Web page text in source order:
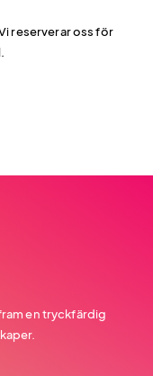
reserverar oss för
en tryckfärdig